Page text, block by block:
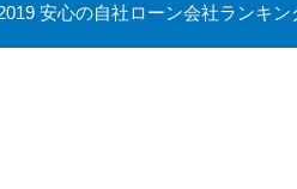
安心の自社ローン会社ランキン